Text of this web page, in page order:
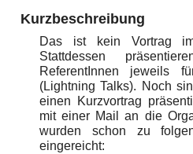
Kurzbeschreibung
Das ist kein Vortrag
Stattdessen
ReferentInnen jeweils
(Lightning Talks). Noch
einen Kurzvortrag
mit einer Mail an die
wurden schon zu
eingereicht: